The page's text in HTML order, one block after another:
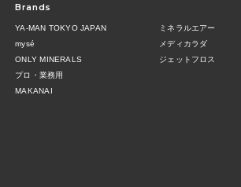
Brands
YA-MAN TOKYO JAPAN
mysé
ONLY MINERALS
プロ・業務用
MAKANAI
ミネラルエアー
メディカラダ
ジェットフロス